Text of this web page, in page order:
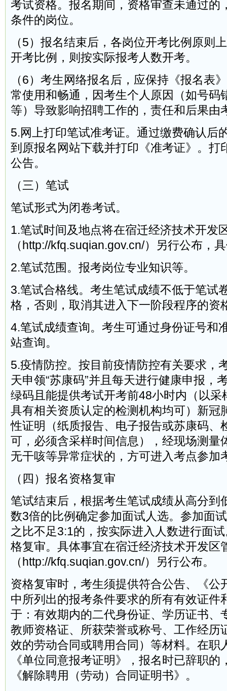
考试资格。报名期间，资格审查未通过的
条件的岗位。
（5）报名结束后，各岗位开考比例原则
开考比例，则按实际报考人数开考。
（6）考生网络报名后，应保持《报名表
常使用和畅通，因考生个人原因（如号码
等）导致影响招聘工作的，责任和后果由
5.网上打印笔试准考证。通过缴费确认后
到原报名网站下载并打印《准考证》。打
公告。
（三）笔试
笔试形式为闭卷考试。
1.笔试时间及地点将在宿迁经济技术开发
（http://kfq.suqian.gov.cn/）另行公布，
2.笔试范围。报考岗位专业知识等。
3.笔试合格线。考生笔试成绩不低于笔试
格，否则，取消其进入下一阶段程序的资
4.笔试成绩查询。考生可通过身份证号和
站查询。
5.疫情防控。按目前疫情防控有关要求，
天申领“苏康码”并且每天进行健康申报，
绿码且能提供考试开考前48小时内（以采
具有相关资质认定的检测机构均可）新冠
性证明（纸质报告、电子报告或苏康码、
可，必须含采样时间信息），经现场测
无干咳等异常症状的，方可进入考点参加
（四）报名资格复审
笔试结束后，根据考生笔试成绩从高分到
数3倍的比例确定参加面试人选。参加面
之比不足3:1的，按实际进入人数进行面
格复审。具体事宜在宿迁经济技术开发区
（http://kfq.suqian.gov.cn/）另行公布。
资格复审时，考生须提供符合公告、《公
中所列出的报考条件要求的所有有效证件
于：有效期内的二代身份证、学历证书、
教师资格证、所获荣誉或称号、工作经历
效的劳动合同或聘用合同）等材料。在职
《单位同意报考证明》，报名时已辞职
《解除聘用（劳动）合同证明书》。